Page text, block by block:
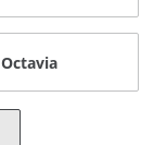
Octavia